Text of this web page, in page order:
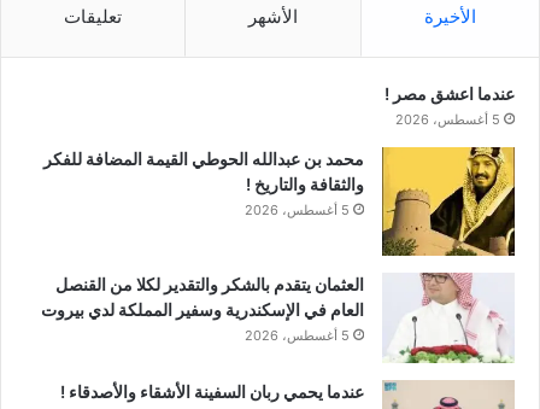
الأخيرة الأشهر تعليقات
عندما اعشق مصر !
5 أغسطس، 2026
محمد بن عبدالله الحوطي القيمة المضافة للفكر
والثقافة والتاريخ !
5 أغسطس، 2026
العثمان يتقدم بالشكر والتقدير لكلا من القنصل
العام في الإسكندرية وسفير المملكة لدي بيروت
5 أغسطس، 2026
عندما يحمي ربان السفينة الأشقاء والأصدقاء !